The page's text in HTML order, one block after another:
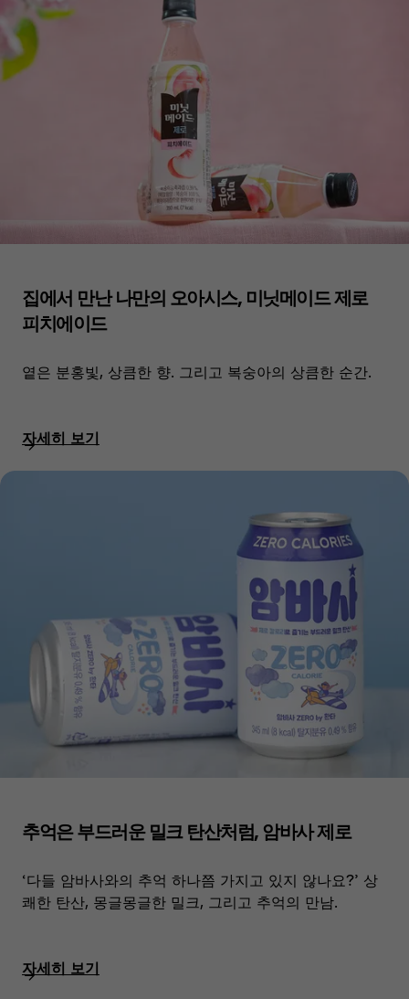
집에서 만난 나만의 오아시스, 미닛메이드 제로
피치에이드
옅은 분홍빛, 상큼한 향. 그리고 복숭아의 상큼한 순간.
자세히 보기
추억은 부드러운 밀크 탄산처럼, 암바사 제로
‘다들 암바사와의 추억 하나쯤 가지고 있지 않나요?’ 상
쾌한 탄산, 몽글몽글한 밀크, 그리고 추억의 만남.
자세히 보기